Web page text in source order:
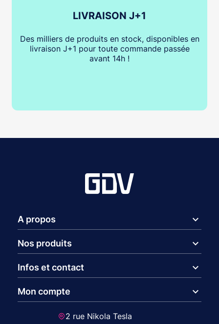
LIVRAISON J+1
Des milliers de produits en stock, disponibles en
livraison J+1 pour toute commande passée
avant 14h !
A propos expand_more
Nos produits expand_more
Infos et contact expand_more
Mon compte expand_more
2 rue Nikola Tesla